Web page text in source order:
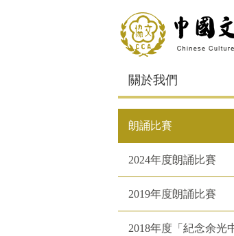
關於我們
朗誦比賽
2024年度朗誦比賽
2019年度朗誦比賽
2018年度「紀念余光